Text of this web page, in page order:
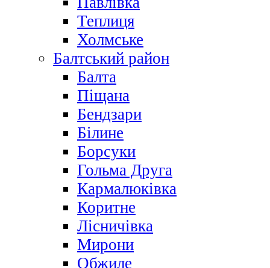
Теплиця
Холмське
Балтський район
Балта
Піщана
Бендзари
Білине
Борсуки
Гольма Друга
Кармалюківка
Коритне
Лісничівка
Мирони
Обжиле